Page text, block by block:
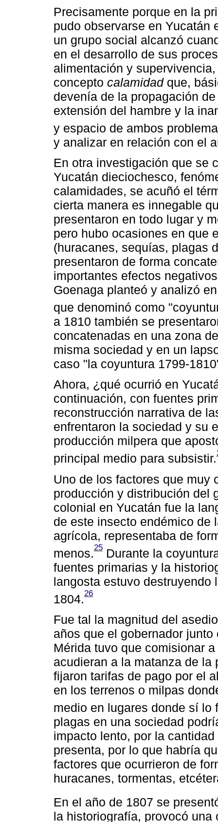
Precisamente porque en la
pudo observarse en Yucatán
un grupo social alcanzó
en el desarrollo de sus
alimentación y
concepto calamidadque,
devenía de la propagación
extensión del hambre y la
y espacio de ambos
y analizar en relación con el
En otra investigación que se
Yucatán dieciochesco,
calamidades, se acuñó el
cierta manera es innegable
presentaron en todo lugar y
pero hubo ocasiones en que
(huracanes, sequías, plagas
presentaron de forma
importantes efectos
Goenaga planteó y analizó
que denominó como
a 1810 también se
concatenadas en una zona
misma sociedad y en un
caso "la coyuntura 1799-
Ahora, ¿qué ocurrió en
continuación, con fuentes
reconstrucción narrativa de
enfrentaron la sociedad y su
producción milpera que
principal medio para subsistir.
Uno de los factores que muy
producción y distribución del
colonial en Yucatán fue la
de este insecto endémico de
agrícola, representaba de
menos.25 Durante la
fuentes primarias y la
langosta estuvo
1804.26
Fue tal la magnitud del
años que el gobernador
Mérida tuvo que comisionar
acudieran a la matanza de
fijaron tarifas de pago por el
en los terrenos o milpas
medio en lugares donde sí lo
plagas en una sociedad
impacto lento, por la
presenta, por lo que habría
factores que ocurrieron de
huracanes, tormentas,
En el año de 1807 se
la historiografía, provocó